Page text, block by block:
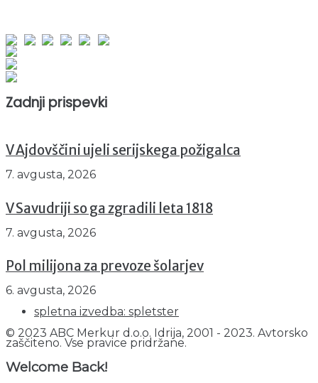
Zadnji prispevki
V Ajdovščini ujeli serijskega požigalca
7. avgusta, 2026
V Savudriji so ga zgradili leta 1818
7. avgusta, 2026
Pol milijona za prevoze šolarjev
6. avgusta, 2026
spletna izvedba: spletster
© 2023 ABC Merkur d.o.o. Idrija, 2001 - 2023. Avtorsko
zaščiteno. Vse pravice pridržane.
Welcome Back!